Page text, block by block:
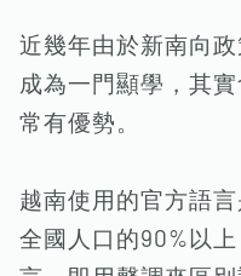
近幾年由於新南向
成為一門顯學，其
常有優勢。
越南使用的官方語
全國人口的90%以